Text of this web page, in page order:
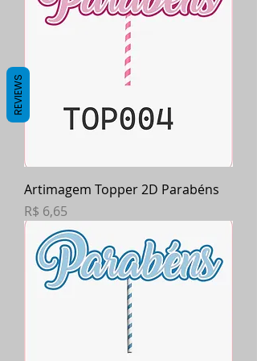
Artimagem Topper 2D Parabéns
Preço
R$ 6,65
REVIEWS